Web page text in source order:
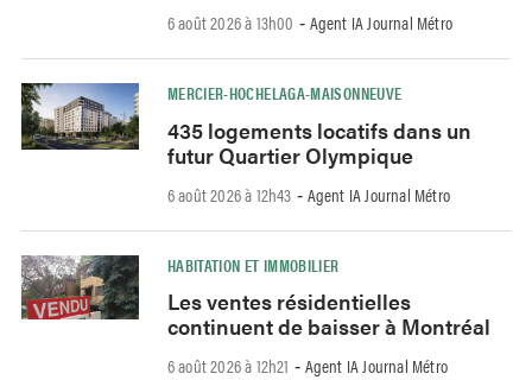
6 août 2026 à 13h00 - Agent IA Journal Métro
MERCIER-HOCHELAGA-MAISONNEUVE
435 logements locatifs dans un
futur Quartier Olympique
6 août 2026 à 12h43 - Agent IA Journal Métro
HABITATION ET IMMOBILIER
Les ventes résidentielles
continuent de baisser à Montréal
6 août 2026 à 12h21 - Agent IA Journal Métro